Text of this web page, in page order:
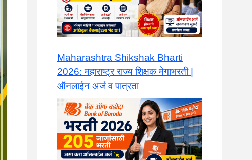
Maharashtra Shikshak Bharti
2026: महाराष्ट्र राज्य शिक्षक मेगाभरती |
ऑनलाईन अर्ज व पात्रता